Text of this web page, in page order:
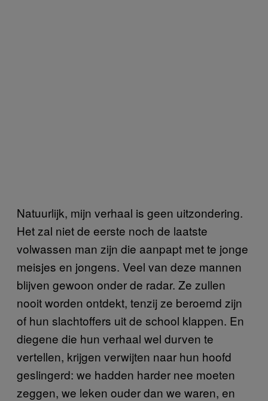
Natuurlijk, mijn verhaal is geen uitzondering.
Het zal niet de eerste noch de laatste
volwassen man zijn die aanpapt met te jonge
meisjes en jongens. Veel van deze mannen
blijven gewoon onder de radar. Ze zullen
nooit worden ontdekt, tenzij ze beroemd zijn
of hun slachtoffers uit de school klappen. En
diegene die hun verhaal wel durven te
vertellen, krijgen verwijten naar hun hoofd
geslingerd: we hadden harder nee moeten
zeggen, we leken ouder dan we waren, en